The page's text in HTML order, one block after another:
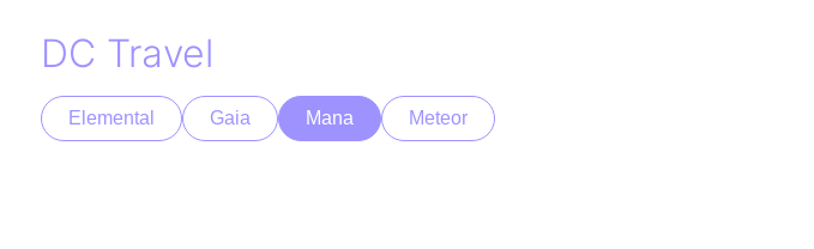
DC Travel
Elemental Gaia Mana Meteor